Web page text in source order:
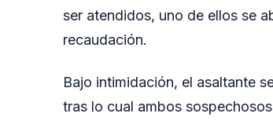
ser atendidos, uno de ellos se
recaudación.
Bajo intimidación, el asaltante
tras lo cual ambos